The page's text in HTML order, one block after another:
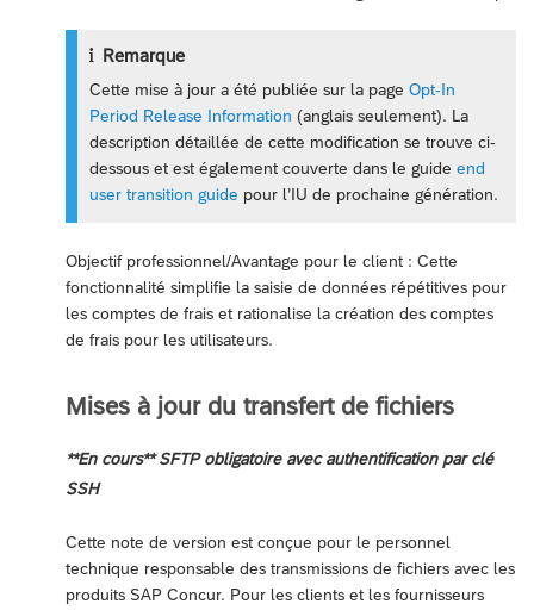
Remarque
Cette mise à jour a été publiée sur la pageOpt-In
Period Release Information (anglais seulement). La
description détaillée de cette modification se trouve ci-
dessous et est également couverte dans le guideend
user transition guide pour l’IU de prochaine génération.
Objectif professionnel/Avantage pour le client : Cette
fonctionnalité simplifie la saisie de données répétitives pour
les comptes de frais et rationalise la création des comptes
de frais pour les utilisateurs.
Mises à jour du transfert de fichiers
**En cours** SFTP obligatoire avec authentification par clé
SSH
Cette note de version est conçue pour le personnel
technique responsable des transmissions de fichiers avec les
produits SAP Concur. Pour les clients et les fournisseurs